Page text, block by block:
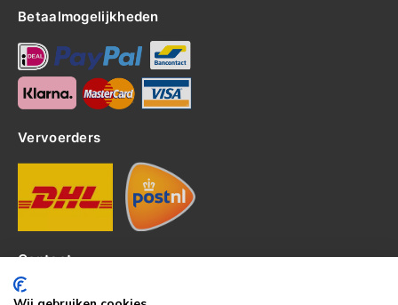
Betaalmogelijkheden
Vervoerders
Contact
Kerkhof 8, 4301EP Zierikzee